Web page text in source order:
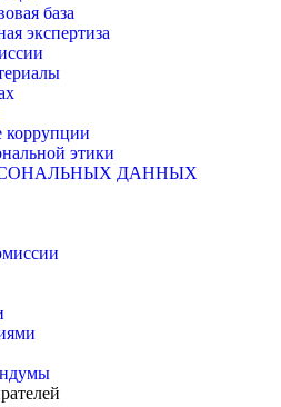
база
экспертиза
коррупции
этики
ДАННЫХ